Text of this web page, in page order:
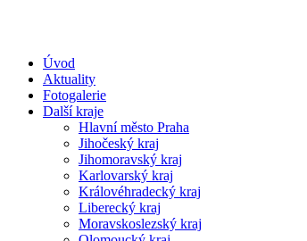
Úvod
Aktuality
Fotogalerie
Další kraje
Hlavní město Praha
Jihočeský kraj
Jihomoravský kraj
Karlovarský kraj
Královéhradecký kraj
Liberecký kraj
Moravskoslezský kraj